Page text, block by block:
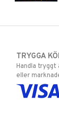
TRYGGA
Handla
eller